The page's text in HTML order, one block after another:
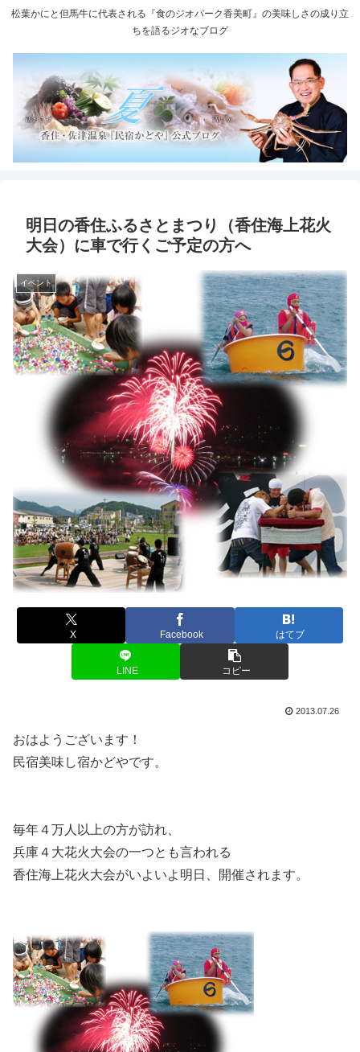
松葉かにと但馬牛に代表される『食のジオパーク香美町』の美味しさの成り立
ちを語るジオなブログ
明日の香住ふるさとまつり（香住海上花火
大会）に車で行くご予定の方へ
イベント
X Facebook はてブ
LINE コピー
2013.07.26
おはようございます！
民宿美味し宿かどやです。
毎年４万人以上の方が訪れ、
兵庫４大花火大会の一つとも言われる
香住海上花火大会がいよいよ明日、開催されます。